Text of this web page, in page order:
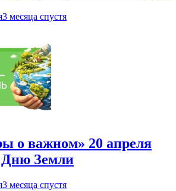
3 месяца спустя
о важном» 20 апреля
Дню Земли
3 месяца спустя